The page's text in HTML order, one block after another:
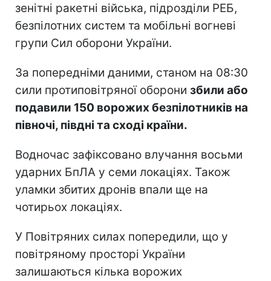
зенітні ракетні війська, підрозділи РЕБ,
безпілотних систем та мобільні вогневі
групи Сил оборони України.
За попередніми даними, станом на 08:30
сили протиповітряної оборони збили або
подавили 150 ворожих безпілотників на
півночі, півдні та сході країни.
Водночас зафіксовано влучання восьми
ударних БпЛА у семи локаціях. Також
уламки збитих дронів впали ще на
чотирьох локаціях.
У Повітряних силах попередили, що у
повітряному просторі України
залишаються кілька ворожих